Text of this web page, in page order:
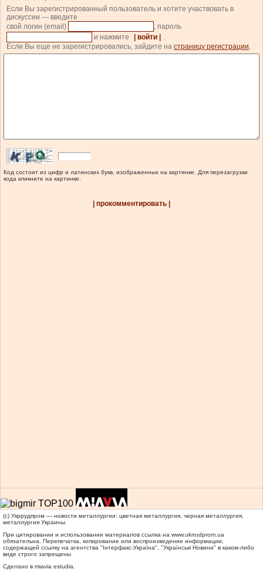
Если Вы зарегистрированный пользователь и хотите участвовать в
дискуссии — введите
свой логин (email)
, пароль
и нажмите
| войти |
.
Если Вы еще не зарегистрировались, зайдите на страницу регистрации.
Код состоит из цифр и латинских букв, изображенных на картинке. Для перезагрузки
кода кликните на картинке.
| прокомментировать |
(c) Укррудпром — новости металлургии: цветная металлургия, черная металлургия,
металлургия Украины
При цитировании и использовании материалов ссылка на www.ukrrudprom.ua
обязательна. Перепечатка, копирование или воспроизведение информации,
содержащей ссылку на агентства "Iнтерфакс-Україна", "Українськi Новини" в каком-либо
виде строго запрещены
Сделано в miavia estudia.